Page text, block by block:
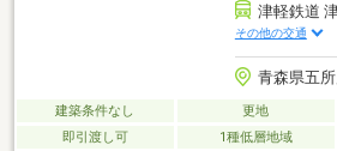
津軽鉄道
その他の交通
青森県五
建築条件なし 更地
即引渡し可
1種低層地域